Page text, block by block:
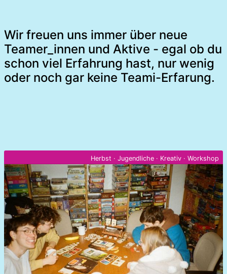
Wir freuen uns immer über neue
Teamer_innen und Aktive - egal ob du
schon viel Erfahrung hast, nur wenig
oder noch gar keine Teami-Erfarung.
Herbst · Jugendliche · Kreativ · Workshop